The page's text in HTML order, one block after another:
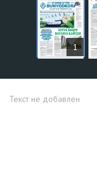
1
СТАТЬИ
Текст не добавлен